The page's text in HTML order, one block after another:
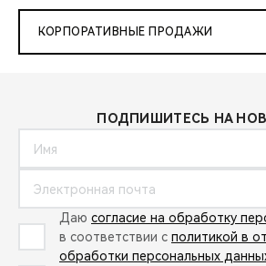
КОРПОРАТИВНЫЕ ПРОДАЖИ
ПОДПИШИТЕСЬ НА
Даю согласие на обработку
в соответствии с политикой в
обработки персональных